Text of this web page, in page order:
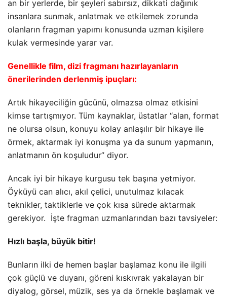
an bir yerlerde, bir şeyleri sabırsız, dikkati dağınık
insanlara sunmak, anlatmak ve etkilemek zorunda
olanların fragman yapımı konusunda uzman kişilere
kulak vermesinde yarar var.
Genellikle film, dizi fragmanı hazırlayanların
önerilerinden derlenmiş ipuçları:
Artık hikayeciliğin gücünü, olmazsa olmaz etkisini
kimse tartışmıyor. Tüm kaynaklar, üstatlar “alan, format
ne olursa olsun, konuyu kolay anlaşılır bir hikaye ile
örmek, aktarmak iyi konuşma ya da sunum yapmanın,
anlatmanın ön koşuludur” diyor.
Ancak iyi bir hikaye kurgusu tek başına yetmiyor.
Öyküyü can alıcı, akıl çelici, unutulmaz kılacak
teknikler, taktiklerle ve çok kısa sürede aktarmak
gerekiyor. İşte fragman uzmanlarından bazı tavsiyeler:
Hızlı başla, büyük bitir!
Bunların ilki de hemen başlar başlamaz konu ile ilgili
çok güçlü ve duyanı, göreni kıskıvrak yakalayan bir
diyalog, görsel, müzik, ses ya da örnekle başlamak ve